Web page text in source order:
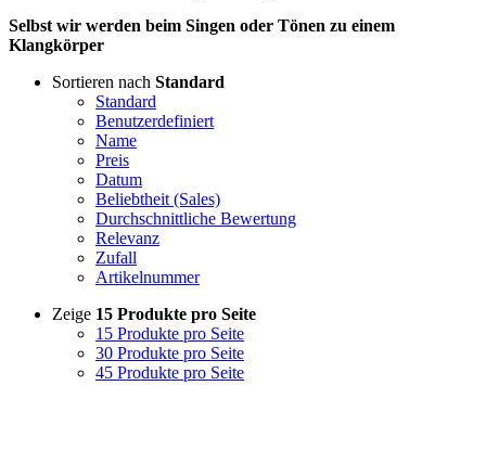
Selbst wir werden beim Singen oder Tönen zu einem
Klangkörper
Sortieren nach Standard
Standard
Benutzerdefiniert
Name
Preis
Datum
Beliebtheit (Sales)
Durchschnittliche Bewertung
Relevanz
Zufall
Artikelnummer
Zeige 15 Produkte pro Seite
15 Produkte pro Seite
30 Produkte pro Seite
45 Produkte pro Seite